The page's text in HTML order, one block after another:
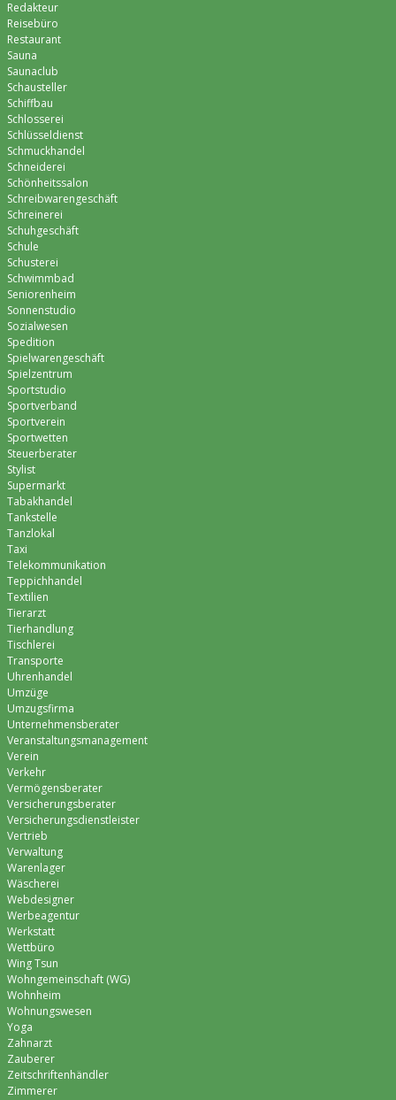
Redakteur
Reisebüro
Restaurant
Sauna
Saunaclub
Schausteller
Schiffbau
Schlosserei
Schlüsseldienst
Schmuckhandel
Schneiderei
Schönheitssalon
Schreibwarengeschäft
Schreinerei
Schuhgeschäft
Schule
Schusterei
Schwimmbad
Seniorenheim
Sonnenstudio
Sozialwesen
Spedition
Spielwarengeschäft
Spielzentrum
Sportstudio
Sportverband
Sportverein
Sportwetten
Steuerberater
Stylist
Supermarkt
Tabakhandel
Tankstelle
Tanzlokal
Taxi
Telekommunikation
Teppichhandel
Textilien
Tierarzt
Tierhandlung
Tischlerei
Transporte
Uhrenhandel
Umzüge
Umzugsfirma
Unternehmensberater
Veranstaltungsmanagement
Verein
Verkehr
Vermögensberater
Versicherungsberater
Versicherungsdienstleister
Vertrieb
Verwaltung
Warenlager
Wäscherei
Webdesigner
Werbeagentur
Werkstatt
Wettbüro
Wing Tsun
Wohngemeinschaft (WG)
Wohnheim
Wohnungswesen
Yoga
Zahnarzt
Zauberer
Zeitschriftenhändler
Zimmerer